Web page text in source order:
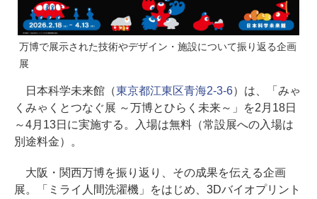
万博で展示された技術やデザイン・施設について振り返る企画
展
日本科学未来館（東京都江東区青海2-3-6）は、「みゃ
くみゃくとつなぐ展 ～万博とひらく未来～」を2月18日
～4月13日に実施する。入場は無料（常設展への入場は
別途料金）。
大阪・関西万博を振り返り、その成果を伝える企画
展。「ミライ人間洗濯機」をはじめ、3Dバイオプリント